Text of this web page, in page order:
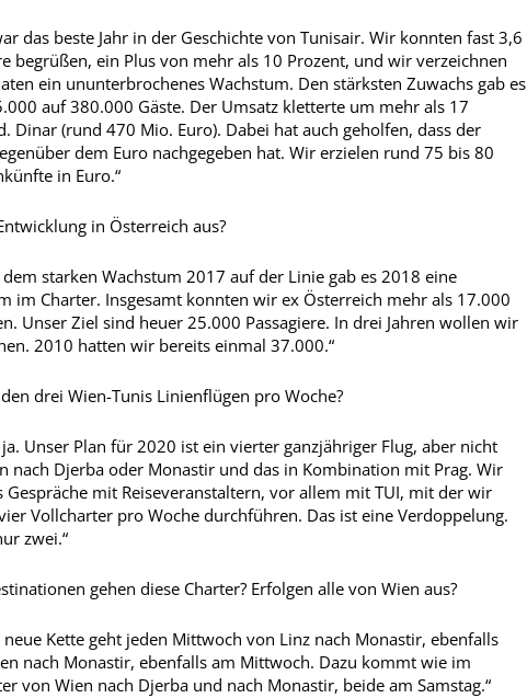
das beste Jahr in der Geschichte von Tunis­air. Wir konnten fast 3,6
begrüßen, ein Plus von mehr als 10 Prozent, und wir verzeichnen
ein ununterbrochenes Wachstum. Den stärksten Zuwachs gab es
auf 380.000 Gäste. Der Umsatz kletterte um mehr als 17
Dinar (rund 470 Mio. Euro). Dabei hat auch geholfen, dass der
dem Euro nachgegeben hat. Wir erzielen rund 75 bis 80
in Euro.“
in Österreich aus?
starken Wachstum 2017 auf der Linie gab es 2018 eine
im Charter. Insgesamt konnten wir ex Österreich mehr als 17.000
Unser Ziel sind heuer 25.000 Passagiere. In drei Jahren wollen wir
2010 hatten wir bereits einmal 37.000.“
drei Wien-­Tunis Linienflügen pro Woche?
Unser Plan für 2020 ist ein vierter ganzjähriger Flug, aber nicht
nach Djerba oder Monastir und das in Kombination mit Prag. Wir
Gespräche mit Reiseveranstaltern, vor allem mit TUI, mit der wir
Vollcharter pro Woche durchführen. Das ist eine Verdoppelung.
zwei.“
gehen diese Charter? Erfolgen alle von Wien aus?
Kette geht jeden Mittwoch von Linz nach Monastir, ebenfalls
nach Monastir, ebenfalls am Mittwoch. Dazu kommt wie im
von Wien nach Djerba und nach Monastir, beide am Samstag.“